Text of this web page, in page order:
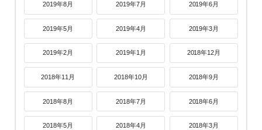
2019年8月 2019年7月 2019年6月
2019年5月 2019年4月 2019年3月
2019年2月 2019年1月 2018年12月
2018年11月 2018年10月 2018年9月
2018年8月 2018年7月 2018年6月
2018年5月 2018年4月 2018年3月